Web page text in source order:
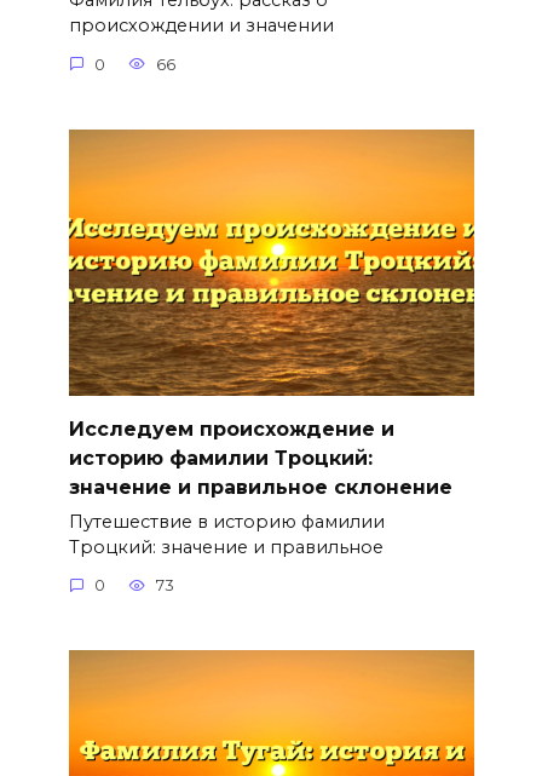
происхождении и значении
0 66
Исследуем происхождение и
историю фамилии Троцкий:
значение и правильное склонение
Путешествие в историю фамилии
Троцкий: значение и правильное
0 73